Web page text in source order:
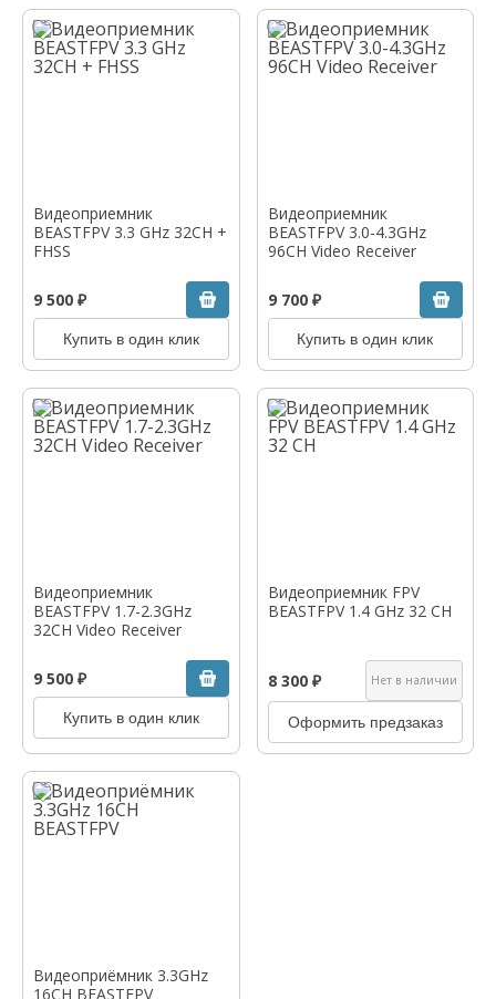
Видеоприемник
BEASTFPV 3.3 GHz 32CH +
FHSS
9 500 ₽
Купить в один клик
Видеоприемник
BEASTFPV 3.0-4.3GHz
96CH Video Receiver
9 700 ₽
Купить в один клик
Видеоприемник
BEASTFPV 1.7-2.3GHz
32CH Video Receiver
9 500 ₽
Купить в один клик
Видеоприемник FPV
BEASTFPV 1.4 GHz 32 CH
8 300 ₽ Нет в наличии
Оформить предзаказ
Видеоприёмник 3.3GHz
16CH BEASTFPV